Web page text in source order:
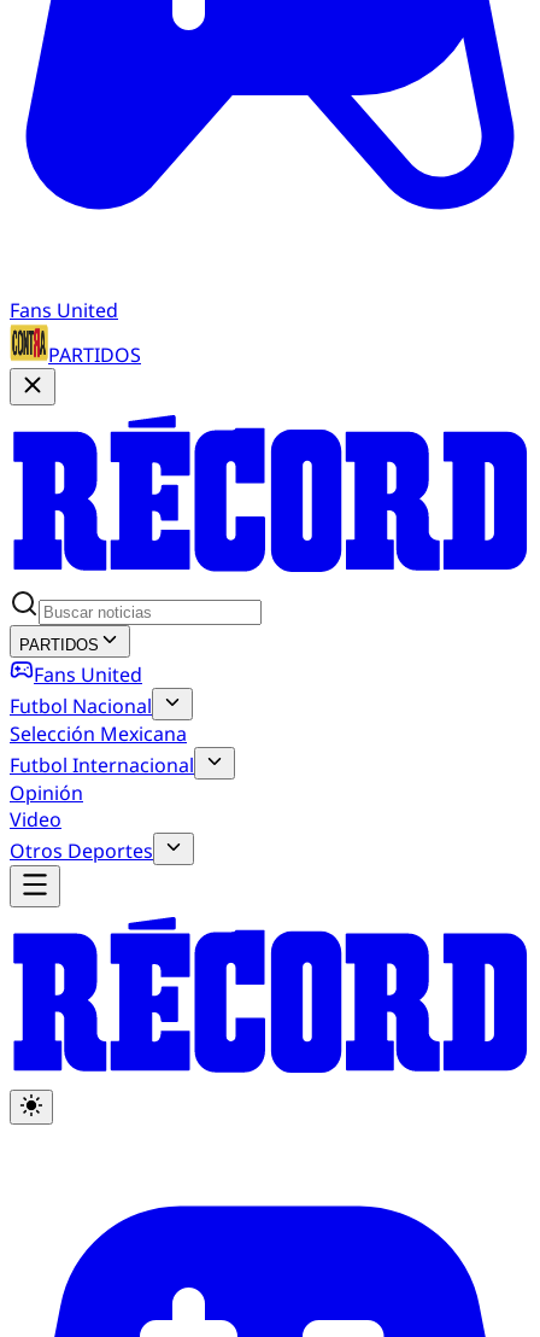
Fans United
PARTIDOS
PARTIDOS
Fans United
Futbol Nacional
Selección Mexicana
Futbol Internacional
Opinión
Video
Otros Deportes